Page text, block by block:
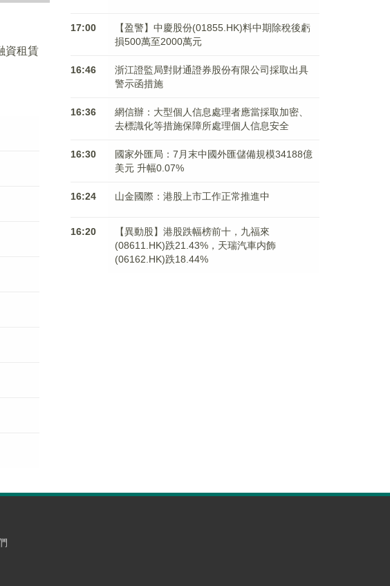
資租賃
17:00
【盈警】中慶股份(01855.HK)料中期除稅後虧
損500萬至2000萬元
16:46
浙江證監局對財通證券股份有限公司採取出具
警示函措施
16:36
網信辦：大型個人信息處理者應當採取加密、
去標識化等措施保障所處理個人信息安全
16:30
國家外匯局：7月末中國外匯儲備規模34188億
美元 升幅0.07%
16:24 山金國際：港股上市工作正常推進中
16:20
【異動股】港股跌幅榜前十，九福來
(08611.HK)跌21.43%，天瑞汽車内飾
(06162.HK)跌18.44%